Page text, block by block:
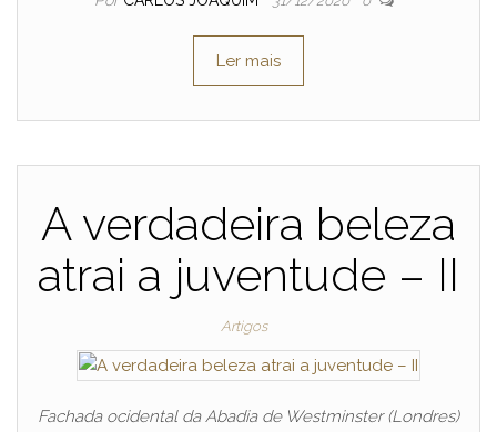
Ler mais
A verdadeira beleza
atrai a juventude – II
Artigos
Fachada ocidental da Abadia de Westminster (Londres)